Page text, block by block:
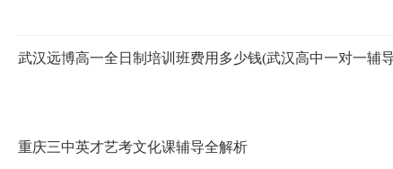
武汉远博高一全日制培训班费用多少钱(武汉高中一对一辅
重庆三中英才艺考文化课辅导全解析